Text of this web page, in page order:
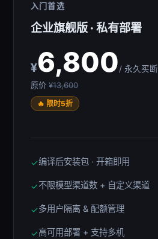
入门首选
企业旗舰版 · 私有部署
¥6,800/ 永久买断
原价¥13,600
🔥 限时5折
✓编译后安装包 · 开箱即用
✓不限模型渠道数 + 自定义渠道
✓多用户隔离 & 配额管理
✓高可用部署 + 支持多机